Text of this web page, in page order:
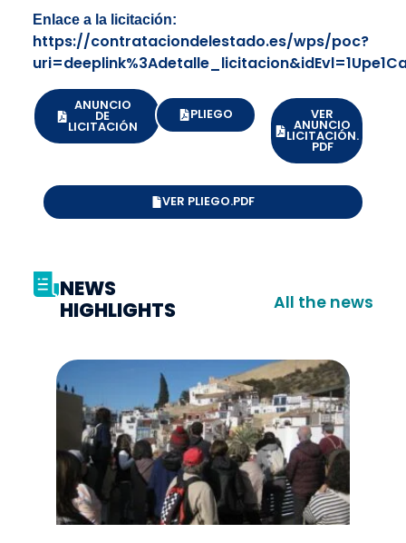
Enlace a la licitación:
https://contrataciondelestado.es/wps/poc?
ANUNCIO
DE
LICITACIÓN
PLIEGO VER
ANUNCIO
LICITACIÓN.
PDF
VER PLIEGO.PDF
NEWS
HIGHLIGHTS
All the news